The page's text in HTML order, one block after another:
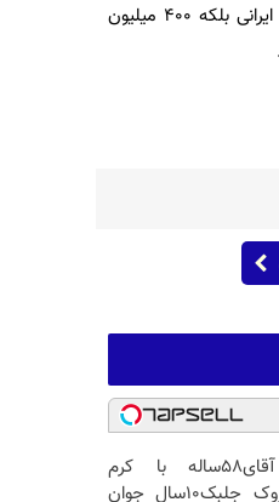
مشکلات مزمن ما مسأله قاچاق دارو بود که موجب می‌شد خدمات دارویی کشور نه فقط ۸۰ میلیون ایرانی بلکه ۴۰۰ میلیون
این آقای58ساله با کرم
ضدچروک جلبک10سال جوان